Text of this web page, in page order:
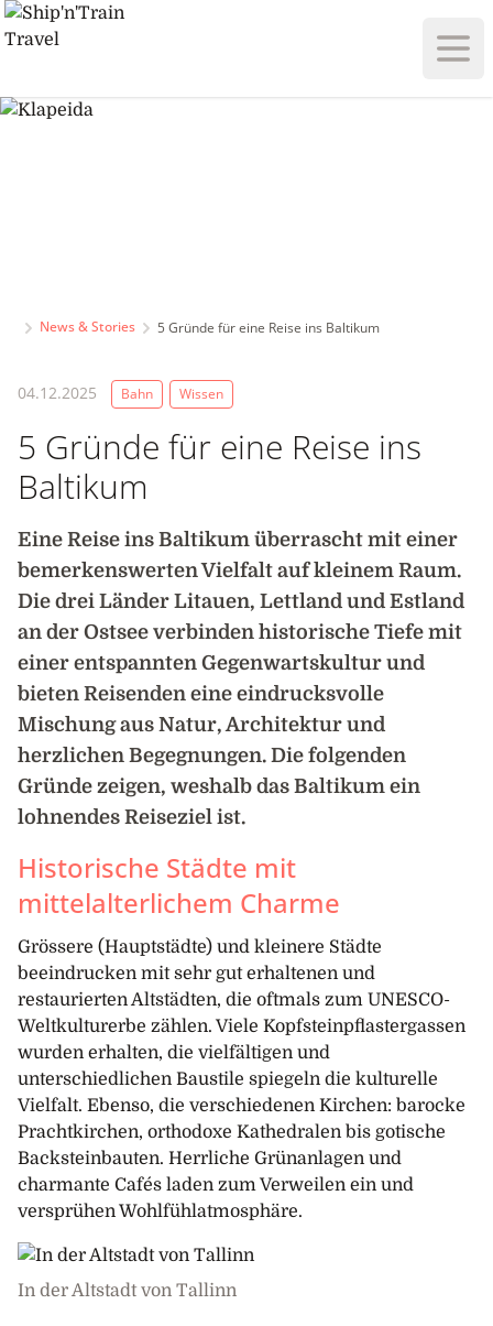
News & Stories 5 Gründe für eine Reise ins Baltikum
04.12.2025 Bahn Wissen
5 Gründe für eine Reise ins
Baltikum
Eine Reise ins Baltikum überrascht mit einer
bemerkenswerten Vielfalt auf kleinem Raum.
Die drei Länder Litauen, Lettland und Estland
an der Ostsee verbinden historische Tiefe mit
einer entspannten Gegenwartskultur und
bieten Reisenden eine eindrucksvolle
Mischung aus Natur, Architektur und
herzlichen Begegnungen. Die folgenden
Gründe zeigen, weshalb das Baltikum ein
lohnendes Reiseziel ist.
Historische Städte mit
mittelalterlichem Charme
Grössere (Hauptstädte) und kleinere Städte
beeindrucken mit sehr gut erhaltenen und
restaurierten Altstädten, die oftmals zum UNESCO-
Weltkulturerbe zählen. Viele Kopfsteinpflastergassen
wurden erhalten, die vielfältigen und
unterschiedlichen Baustile spiegeln die kulturelle
Vielfalt. Ebenso, die verschiedenen Kirchen: barocke
Prachtkirchen, orthodoxe Kathedralen bis gotische
Backsteinbauten. Herrliche Grünanlagen und
charmante Cafés laden zum Verweilen ein und
versprühen Wohlfühlatmosphäre.
In der Altstadt von Tallinn